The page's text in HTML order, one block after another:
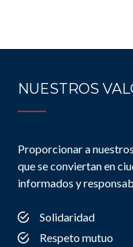
NUESTROS
Proporcionar a
que se conviertan en
informados y
Solidaridad
Respeto mutuo